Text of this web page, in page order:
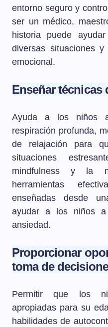
entorno seguro y
ser un médico,
historia puede
diversas situaciones
emocional.
Enseñar técnicas
Ayuda a los niños
respiración profunda,
de relajación para
situaciones
mindfulness y la
herramientas
enseñadas desde
ayudar a los niños
ansiedad.
Proporcionar
toma de
Permitir que los
apropiadas para su
habilidades de